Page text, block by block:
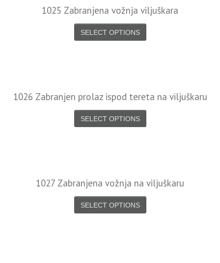
1025 Zabranjena vožnja viljuškara
SELECT OPTIONS
1026 Zabranjen prolaz ispod tereta na viljuškaru
SELECT OPTIONS
1027 Zabranjena vožnja na viljuškaru
SELECT OPTIONS